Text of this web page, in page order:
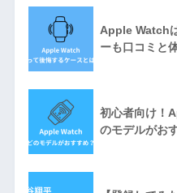
Apple Watch
ーも口コミと
初心者向け！
のモデルがお